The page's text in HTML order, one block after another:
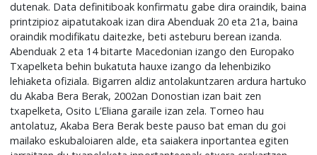
dutenak. Data definitiboak konfirmatu gabe dira oraindik, baina
printzipioz aipatutakoak izan dira Abenduak 20 eta 21a, baina
oraindik modifikatu daitezke, beti asteburu berean izanda.
Abenduak 2 eta 14 bitarte Macedonian izango den Europako
Txapelketa behin bukatuta hauxe izango da lehenbiziko
lehiaketa ofiziala. Bigarren aldiz antolakuntzaren ardura hartuko
du Akaba Bera Berak, 2002an Donostian izan bait zen
txapelketa, Osito L’Eliana garaile izan zela. Torneo hau
antolatuz, Akaba Bera Berak beste pauso bat eman du goi
mailako eskubaloiaren alde, eta saiakera inportantea egiten